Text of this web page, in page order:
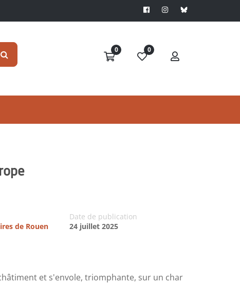
0 0
de Rouen
Date de publication
24 juillet 2025
et s'envole, triomphante, sur un char